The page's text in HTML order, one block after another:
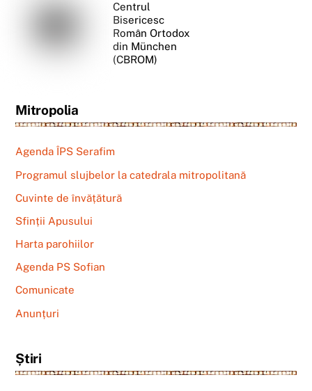
Centrul
Bisericesc
Român Ortodox
din München
(CBROM)
Mitropolia
Agenda ÎPS Serafim
Programul slujbelor la catedrala mitropolitană
Cuvinte de învățătură
Sfinții Apusului
Harta parohiilor
Agenda PS Sofian
Comunicate
Anunțuri
Știri